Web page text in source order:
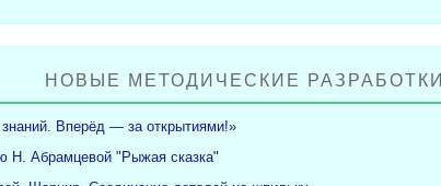
НОВЫЕ МЕТОДИЧЕСКИЕ РАЗРАБОТКИ
Вперёд — за открытиями!»
Н. Абрамцевой "Рыжая сказка"